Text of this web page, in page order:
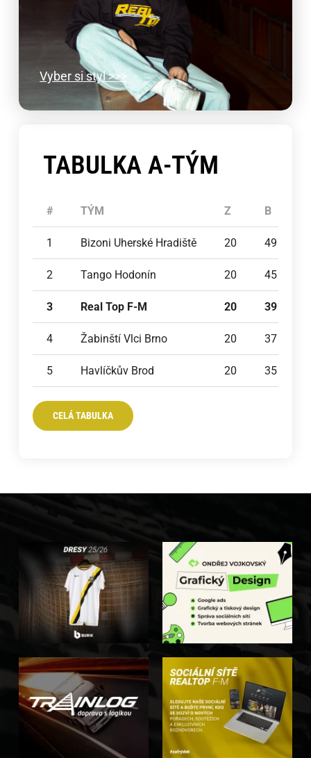
Vyber si styl >>>
TABULKA A-TÝM
# TÝM Z B
1 Bizoni Uherské Hradiště 20 49
2 Tango Hodonín 20 45
3 Real Top F-M 20 39
4 Žabinští Vlci Brno 20 37
5 Havlíčkův Brod 20 35
CELÁ TABULKA